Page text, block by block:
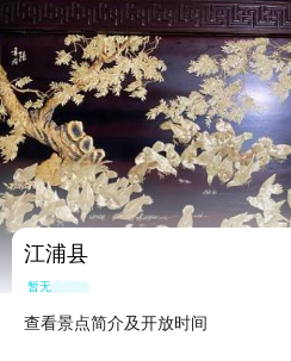
江浦县
暂无点评
查看景点简介及开放时间
